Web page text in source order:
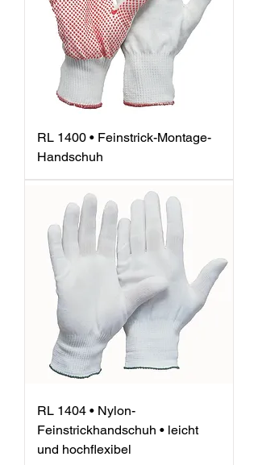
RL 1400 • Feinstrick-Montage-
Handschuh
RL 1404 • Nylon-
Feinstrickhandschuh • leicht
und hochflexibel